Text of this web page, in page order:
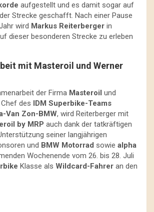
aufgestellt und es damit sogar auf
Strecke geschafft. Nach einer Pause
wird Markus Reiterberger in
dieser besonderen Strecke zu erleben
mit Masteroil und Werner
der Firma Masteroil und
des IDM Superbike-Teams
Van Zon-BMW, wird Reiterberger mit
by MRP auch dank der tatkräftigen
seiner langjährigen
und BMW Motorrad sowie alpha
Wochenende vom 26. bis 28. Juli
Klasse als Wildcard-Fahrer an den